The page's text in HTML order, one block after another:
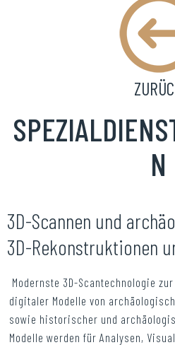
N
3D-Scannen und
3D-Rekonstruktionen
Modernste 3D-Scantechnologie
digitaler Modelle von
sowie historischer und
Modelle werden für Analysen,